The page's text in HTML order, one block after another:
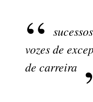
vozes de
de carreira